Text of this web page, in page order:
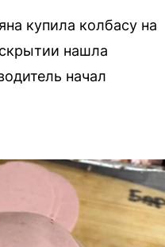
купила колбасу на
нашла
начал